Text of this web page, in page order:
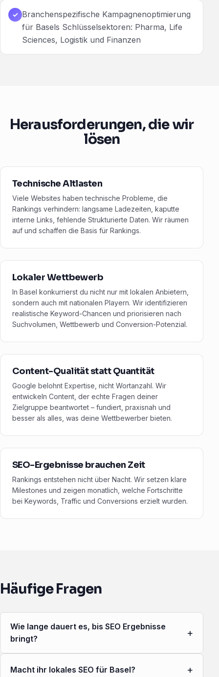
✓ Branchenspezifische Kampagnenoptimierung
für Basels Schlüsselsektoren: Pharma, Life
Sciences, Logistik und Finanzen
Herausforderungen, die wir
lösen
Technische Altlasten
Viele Websites haben technische Probleme, die
Rankings verhindern: langsame Ladezeiten, kaputte
interne Links, fehlende Strukturierte Daten. Wir räumen
auf und schaffen die Basis für Rankings.
Lokaler Wettbewerb
In Basel konkurrierst du nicht nur mit lokalen Anbietern,
sondern auch mit nationalen Playern. Wir identifizieren
realistische Keyword-Chancen und priorisieren nach
Suchvolumen, Wettbewerb und Conversion-Potenzial.
Content-Qualität statt Quantität
Google belohnt Expertise, nicht Wortanzahl. Wir
entwickeln Content, der echte Fragen deiner
Zielgruppe beantwortet – fundiert, praxisnah und
besser als alles, was deine Wettbewerber bieten.
SEO-Ergebnisse brauchen Zeit
Rankings entstehen nicht über Nacht. Wir setzen klare
Milestones und zeigen monatlich, welche Fortschritte
bei Keywords, Traffic und Conversions erzielt wurden.
Häufige Fragen
Wie lange dauert es, bis SEO Ergebnisse
bringt?
+
Macht ihr lokales SEO für Basel? +